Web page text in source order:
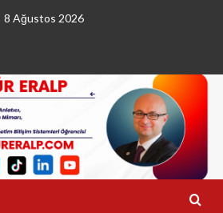
8 Ağustos 2026